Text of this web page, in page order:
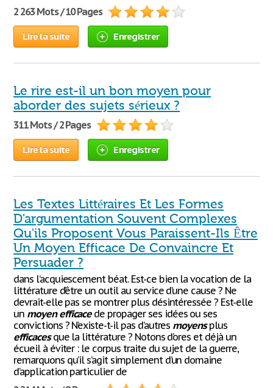
2 263 Mots / 10 Pages
Lire la suite Enregistrer
Le rire est-il un bon moyen pour
aborder des sujets sérieux ?
311 Mots / 2 Pages
Lire la suite Enregistrer
Les Textes Littéraires Et Les Formes
D'argumentation Souvent Complexes
Qu'ils Proposent Vous Paraissent-Ils Être
Un Moyen Efficace De Convaincre Et
Persuader ?
dans l’acquiescement béat. Est-ce bien la vocation de la
littérature d’être un outil au service d’une cause ? Ne
devrait-elle pas se montrer plus désintéressée ? Est-elle
un moyen efficacede propager ses idées ou ses
convictions ? N’existe-t-il pas d’autres moyensplus
efficacesque la littérature ? Notons d’ores et déjà un
écueil à éviter : le corpus traite du sujet de la guerre,
remarquons qu’il s’agit simplement d’un domaine
d’application particulier de